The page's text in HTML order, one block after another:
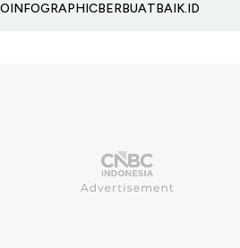
INFOGRAPHICBERBUATBAIK.ID